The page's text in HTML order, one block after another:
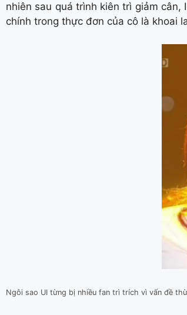
nhiên sau quá trình kiên trì giảm
chính trong thực đơn của cô là khoai
Ngôi sao UI từng bị nhiều fan trì trích vì vấn đề